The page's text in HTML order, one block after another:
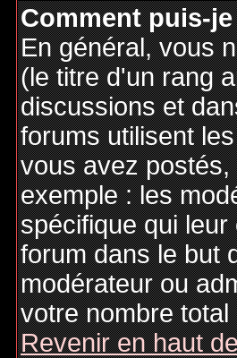
Comment puis-
En général, vous
(le titre d'un rang
discussions et
forums utilisent
vous avez
exemple : les
spécifique qui
forum dans le but
modérateur ou
votre nombre
Revenir en haut